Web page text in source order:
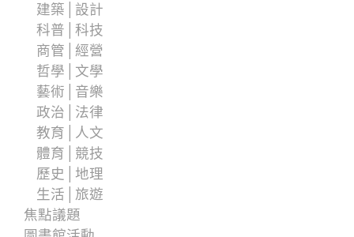
建築│設計
科普│科技
商管│經營
哲學│文學
藝術│音樂
政治│法律
教育│人文
體育│競技
歷史│地理
生活│旅遊
焦點議題